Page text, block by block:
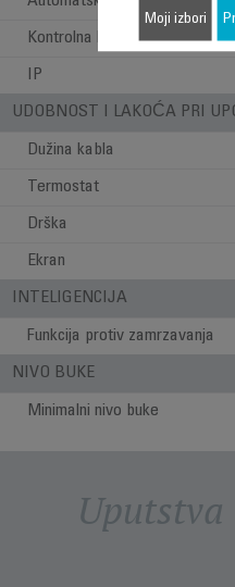
Kontrolna lampica
IP
UDOBNOST I LAKOĆA PRI
Dužina kabla
Termostat
Drška
Ekran
INTELIGENCIJA
Funkcija protiv zamrzavanja
NIVO BUKE
Minimalni nivo buke
Moji izbori